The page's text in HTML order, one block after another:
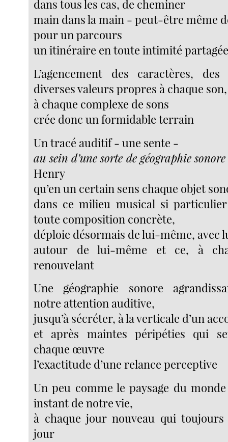
dans tous les cas, de cheminer
main dans la main - peut-être même
pour un parcours
un itinéraire en toute intimité
L’agencement des caractères,
diverses valeurs propres à chaque son,
à chaque complexe de sons
crée donc un formidable terrain
Un tracé auditif - une sente -
au sein d’une sorte de géographie sonore
Henry
qu’en un certain sens chaque objet
dans ce milieu musical si
toute composition concrète,
déploie désormais de lui-même, avec
autour de lui-même et ce, à
renouvelant
Une géographie sonore
notre attention auditive,
jusqu’à sécréter, à la verticale d’un
et après maintes péripéties qui
chaque œuvre
l’exactitude d’une relance perceptive
Un peu comme le paysage du
instant de notre vie,
à chaque jour nouveau qui
jour